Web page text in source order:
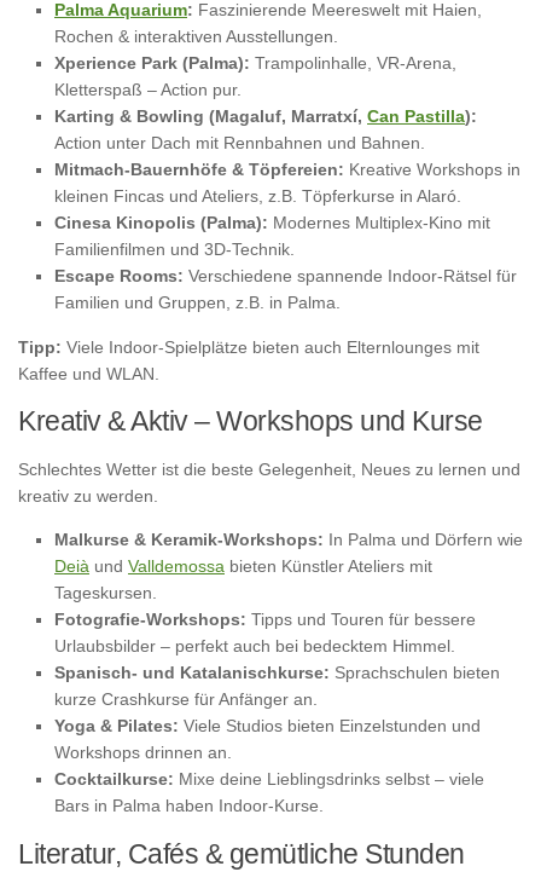
Palma Aquarium: Faszinierende Meereswelt mit Haien,
Rochen & interaktiven Ausstellungen.
Xperience Park (Palma): Trampolinhalle, VR-Arena,
Kletterspaß – Action pur.
Karting & Bowling (Magaluf, Marratxí, Can Pastilla):
Action unter Dach mit Rennbahnen und Bahnen.
Mitmach-Bauernhöfe & Töpfereien: Kreative Workshops in
kleinen Fincas und Ateliers, z.B. Töpferkurse in Alaró.
Cinesa Kinopolis (Palma): Modernes Multiplex-Kino mit
Familienfilmen und 3D-Technik.
Escape Rooms: Verschiedene spannende Indoor-Rätsel für
Familien und Gruppen, z.B. in Palma.
Tipp: Viele Indoor-Spielplätze bieten auch Elternlounges mit
Kaffee und WLAN.
Kreativ & Aktiv – Workshops und Kurse
Schlechtes Wetter ist die beste Gelegenheit, Neues zu lernen und
kreativ zu werden.
Malkurse & Keramik-Workshops: In Palma und Dörfern wie
Deià und Valldemossa bieten Künstler Ateliers mit
Tageskursen.
Fotografie-Workshops: Tipps und Touren für bessere
Urlaubsbilder – perfekt auch bei bedecktem Himmel.
Spanisch- und Katalanischkurse: Sprachschulen bieten
kurze Crashkurse für Anfänger an.
Yoga & Pilates: Viele Studios bieten Einzelstunden und
Workshops drinnen an.
Cocktailkurse: Mixe deine Lieblingsdrinks selbst – viele
Bars in Palma haben Indoor-Kurse.
Literatur, Cafés & gemütliche Stunden